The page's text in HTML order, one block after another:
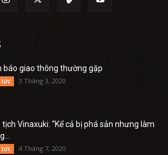
báo giao thông thường gặp
tức 3 Tháng 3, 2020
tịch Vinaxuki: “Kể cả bị phá sản nhưng làm
tức 4 Tháng 7, 2020